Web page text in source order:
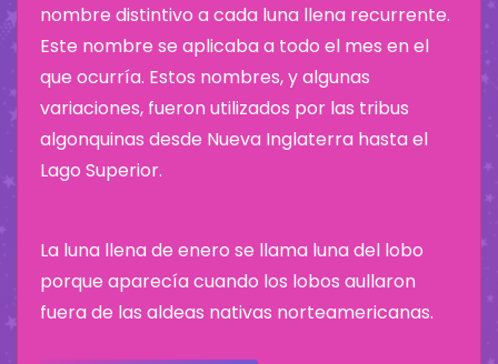
nombre distintivo a cada luna llena recurrente.
Este nombre se aplicaba a todo el mes en el
que ocurría. Estos nombres, y algunas
variaciones, fueron utilizados por las tribus
algonquinas desde Nueva Inglaterra hasta el
Lago Superior.
La luna llena de enero se llama luna del lobo
porque aparecía cuando los lobos aullaron
fuera de las aldeas nativas norteamericanas.